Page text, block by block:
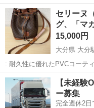
ンバス
、合成皮革 日…
東京 足立区 綾瀬駅
セリーヌ
グ、「マ
15,000円
大分県 大分
: 耐久性に優れたPVCコーテ
メージした「マ…
大分 大分市 大分駅
【未経験
ー募集
完全週休2日